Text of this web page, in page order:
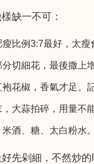
缺一不可：
比例3:7最好，太瘦
切細花，最後撒上
花椒，香氣才足。
大蒜拍碎，用量不能
酒、糖、太白粉水
先剁細，不然炒